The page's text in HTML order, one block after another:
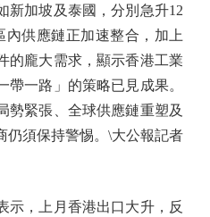
新加坡及泰國，分別急升12
內供應鏈正加速整合，加上
的龐大需求，顯示香港工業
一路」的策略已見成果。
勢緊張、全球供應鏈重塑及
仍須保持警惕。\大公報記者
，上月香港出口大升，反